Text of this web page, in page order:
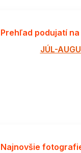
Prehľad podujatí
JÚL-
Najnovšie